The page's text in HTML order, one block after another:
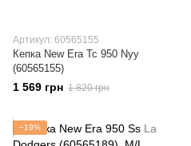
Артикул: 60565155
Кепка New Era Tc 950 Nyy
(60565155)
1 569 грн 1 820 грн
−19%